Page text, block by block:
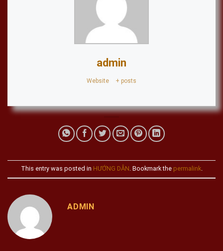
admin
Website + posts
This entry was posted in HƯỚNG DẪN. Bookmark the permalink.
ADMIN